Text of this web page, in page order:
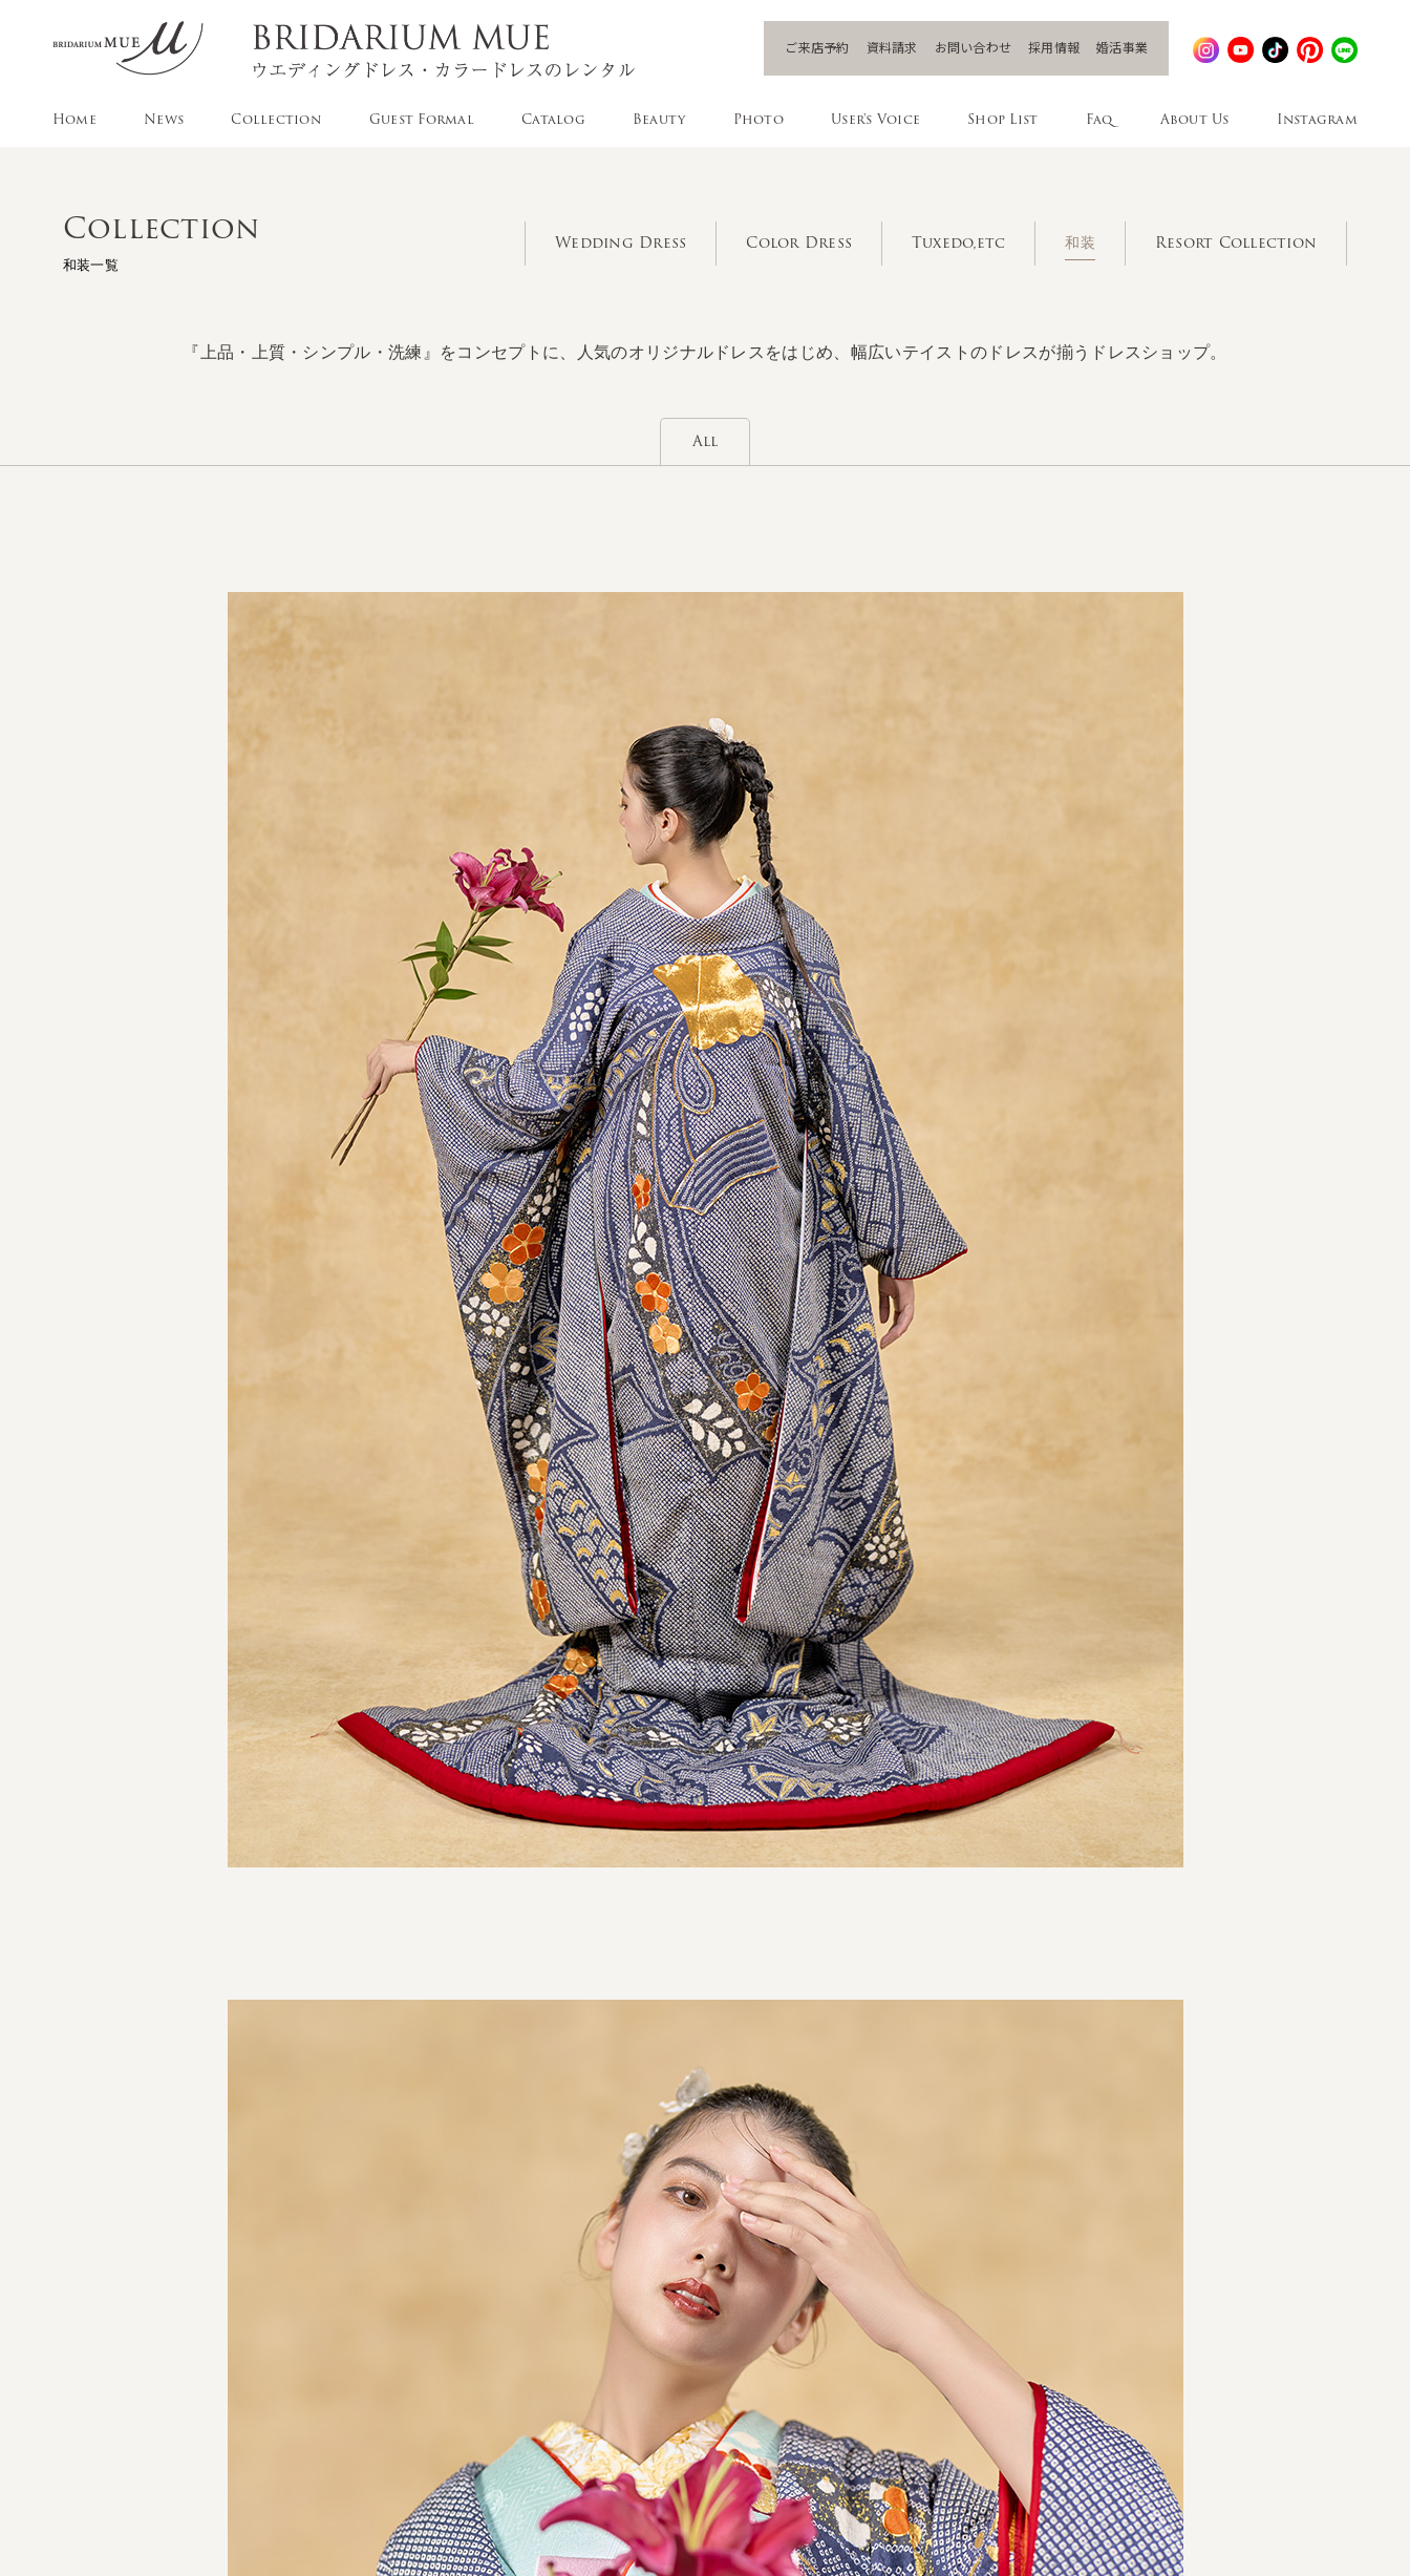
Home News Collection Guest Formal Catalog Beauty Photo User's Voice Shop List Faq About Us Instagram
ご来店予約 資料請求 お問い合わせ 採用情報 婚活事業
Collection
和装一覧
Wedding Dress Color Dress Tuxedo,etc 和装 Resort Collection
『上品・上質・シンプル・洗練』をコンセプトに、人気のオリジナルドレスをはじめ、幅広いテイストのドレスが揃うドレスショップ。
All